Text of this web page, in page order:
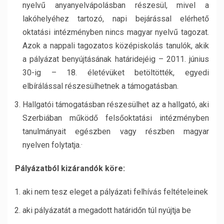
nyelvű anyanyelvápolásban részesül, mivel a
lakóhelyéhez tartozó, napi bejárással elérhető
oktatási intézményben nincs magyar nyelvű tagozat.
Azok a nappali tagozatos középiskolás tanulók, akik
a pályázat benyújtásának határidejéig – 2011. június
30-ig – 18. életévüket betöltötték, egyedi
elbírálással részesülhetnek a támogatásban.
Hallgatói támogatásban részesülhet az a hallgató, aki
Szerbiában működő felsőoktatási intézményben
tanulmányait egészben vagy részben magyar
nyelven folytatja.·
Pályázatból kizárandók köre:
aki nem tesz eleget a pályázati felhívás feltételeinek
aki pályázatát a megadott határidőn túl nyújtja be